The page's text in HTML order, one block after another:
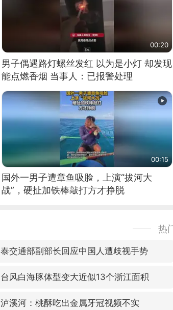
00:20
男子偶遇路灯螺丝发红 以为是小灯 却发现
能点燃香烟 当事人：已报警处理
00:15
国外一男子遭章鱼吸脸，上演“拔河大
战”，硬扯加铁棒敲打方才挣脱
热
泰交通部副部长回应中国人遭歧视手势
台风白海豚体型变大近似13个浙江面积
泸溪河：桃酥吃出金属牙冠视频不实